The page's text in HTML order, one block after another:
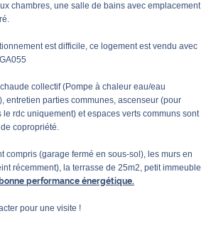
chambres, une salle de bains avec emplacement
est difficile, ce logement est vendu avec
collectif (Pompe à chaleur eau/eau
entretien parties communes, ascenseur (pour
le rdc uniquement) et espaces verts communs sont
copropriété.
compris (garage fermé en sous-sol), les murs en
récemment), la terrasse de 25m2, petit immeuble
performance énergétique.
pour une visite !